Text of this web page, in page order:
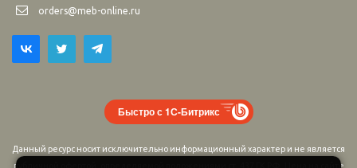
orders@meb-online.ru
Быстро с 1С-Битрикс
Данный ресурс носит исключительно информационный характер и не является
публичной офертой, определяемой положениями ст. 437 ГК РФ. Цена на сайте